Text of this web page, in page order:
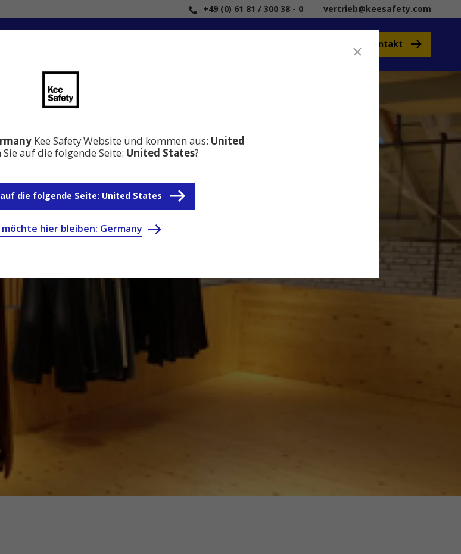
+49 (0) 61 81 / 300 38 - 0 vertrieb@keesafety.com
Kontakt
Kee Safety Website und kommen aus: United
auf die folgende Seite: United States?
die folgende Seite: United States
möchte hier bleiben: Germany